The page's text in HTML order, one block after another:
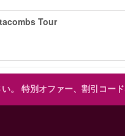
Tour
。 特別オファー、割引コー